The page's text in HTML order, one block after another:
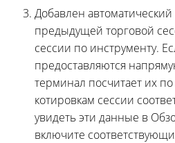
Добавлен
предыдущей торговой
сессии по инструменту.
предоставляются
терминал посчитает их
котировкам сессии
увидеть эти данные в
включите